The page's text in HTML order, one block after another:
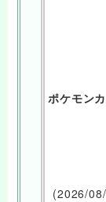
ポケモン
(2026/